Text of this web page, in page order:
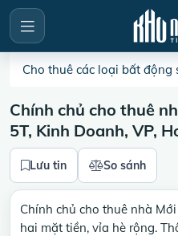
Cho thuê các loại bất động
Chính chủ cho thuê
5T, Kinh Doanh, VP,
Lưu tin So sánh
Chính chủ cho thuê nhà
hai mặt tiền, vỉa hè rộng.